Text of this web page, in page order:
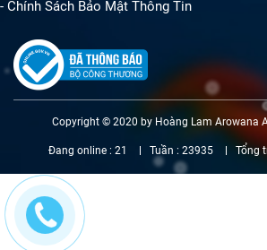
- Chính Sách Bảo Mật Thông Tin
Copyright © 2020 by Hoàng Lam Arowana
Đang online : 21 Tuần : 23935 Tổng